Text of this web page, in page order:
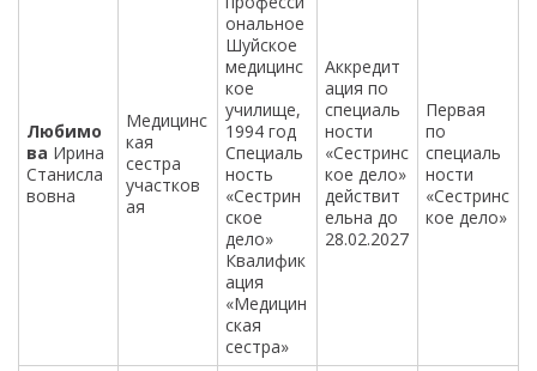
Любимо
ва Ирина
Станисла
вовна
Медицинс
кая
сестра
участков
ая
ональное
Шуйское
медицинс
кое
училище,
1994 год
Специаль
ность
«Сестрин
ское
дело»
Квалифик
ация
«Медицин
ская
сестра»
Аккредит
ация по
специаль
ности
«Сестринс
кое дело»
действит
ельна до
28.02.2027
Первая
по
специаль
ности
«Сестринс
кое дело»